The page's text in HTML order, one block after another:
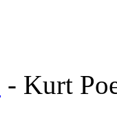
- Kurt